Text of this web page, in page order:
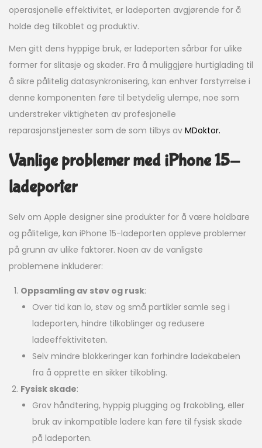
operasjonelle effektivitet, er ladeporten avgjørende for å
holde deg tilkoblet og produktiv.
Men gitt dens hyppige bruk, er ladeporten sårbar for ulike
former for slitasje og skader. Fra å muliggjøre hurtiglading til
å sikre pålitelig datasynkronisering, kan enhver forstyrrelse i
denne komponenten føre til betydelig ulempe, noe som
understreker viktigheten av profesjonelle
reparasjonstjenester som de som tilbys av MDoktor.
Vanlige problemer med iPhone 15-
ladeporter
Selv om Apple designer sine produkter for å være holdbare
og pålitelige, kan iPhone 15-ladeporten oppleve problemer
på grunn av ulike faktorer. Noen av de vanligste
problemene inkluderer:
Oppsamling av støv og rusk:
Over tid kan lo, støv og små partikler samle seg i
ladeporten, hindre tilkoblinger og redusere
ladeeffektiviteten.
Selv mindre blokkeringer kan forhindre ladekabelen
fra å opprette en sikker tilkobling.
Fysisk skade:
Grov håndtering, hyppig plugging og frakobling, eller
bruk av inkompatible ladere kan føre til fysisk skade
på ladeporten.